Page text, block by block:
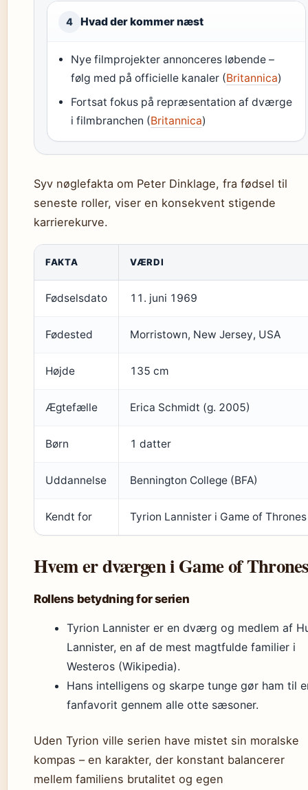
4 Hvad der kommer næst
Nye filmprojekter annonceres løbende –
følg med på officielle kanaler (Britannica)
Fortsat fokus på repræsentation af dværge
i filmbranchen (Britannica)
Syv nøglefakta om Peter Dinklage, fra fødsel til
seneste roller, viser en konsekvent stigende
karrierekurve.
FAKTA VÆRDI
Fødselsdato 11. juni 1969
Fødested Morristown, New Jersey, USA
Højde 135 cm
Ægtefælle Erica Schmidt (g. 2005)
Børn 1 datter
Uddannelse Bennington College (BFA)
Kendt for Tyrion Lannister i Game of Thrones
Hvem er dværgen i Game of
Rollens betydning for serien
Tyrion Lannister er en dværg og medlem af
Lannister, en af de mest magtfulde familier i
Westeros (Wikipedia).
Hans intelligens og skarpe tunge gør ham til
fanfavorit gennem alle otte sæsoner.
Uden Tyrion ville serien have mistet sin moralske
kompas – en karakter, der konstant balancerer
mellem familiens brutalitet og egen